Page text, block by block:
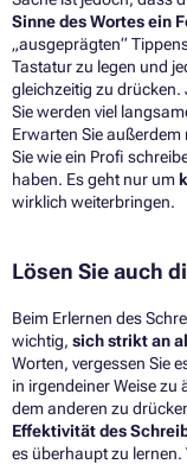
Sinne des Wortes ein
„ausgeprägten“
Tastatur zu legen und
gleichzeitig zu
Sie werden viel
Erwarten Sie
Sie wie ein Profi
haben. Es geht nur um
wirklich weiterbringen.
Lösen Sie auch
Beim Erlernen des
wichtig, sich strikt an
Worten, vergessen Sie
in irgendeiner Weise zu
dem anderen zu
Effektivität des
es überhaupt zu lernen.